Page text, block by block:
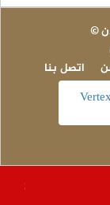
اتصل بنا